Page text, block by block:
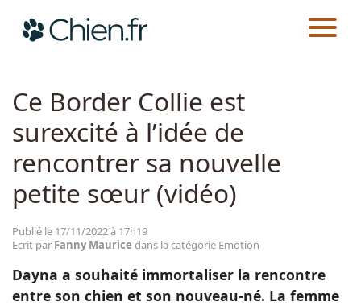
Races
Guides
CHIEN.FR ACTUALITÉS
Ce Border Collie est
surexcité à l’idée de
rencontrer sa nouvelle
petite sœur (vidéo)
Publié le 17/11/2022 à 17h19
Ecrit par Fanny Maurice dans la catégorie Emotion
Dayna a souhaité immortaliser la rencontre
entre son chien et son nouveau-né. La femme